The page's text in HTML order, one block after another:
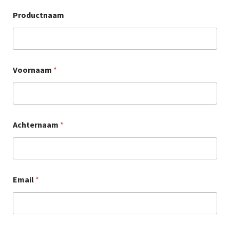
Productnaam
Voornaam *
Achternaam *
Email *